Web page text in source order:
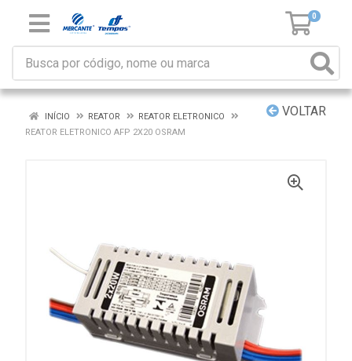
0
VOLTAR
INÍCIO REATOR
REATOR ELETRONICO
REATOR ELETRONICO AFP 2X20 OSRAM